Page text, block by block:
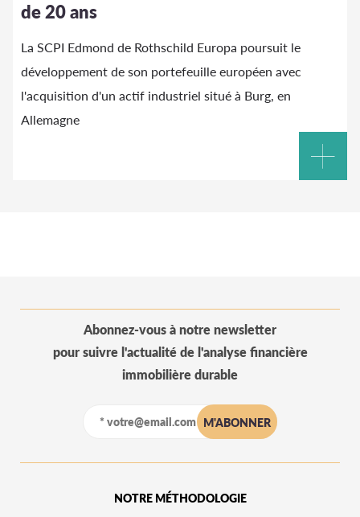
de 20 ans
La SCPI Edmond de Rothschild Europa poursuit le
développement de son portefeuille européen avec
l'acquisition d'un actif industriel situé à Burg, en
Allemagne
Abonnez-vous à notre newsletter
pour suivre l'actualité de l'analyse financière
immobilière durable
NOTRE MÉTHODOLOGIE